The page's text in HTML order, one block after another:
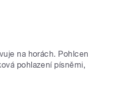
na horách. Pohlcen
pohlazení písněmi,